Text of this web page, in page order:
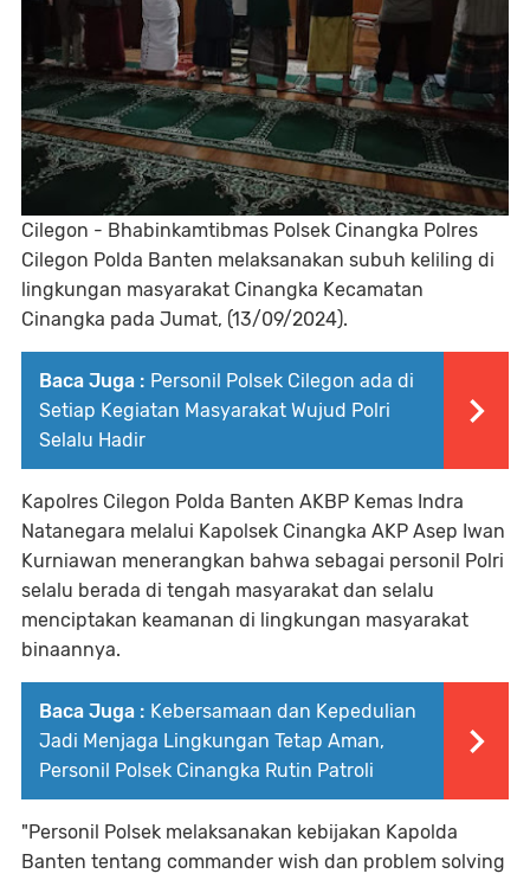
Cilegon - Bhabinkamtibmas Polsek Cinangka Polres
Cilegon Polda Banten melaksanakan subuh keliling di
lingkungan masyarakat Cinangka Kecamatan
Cinangka pada Jumat, (13/09/2024).
Baca Juga : Personil Polsek Cilegon ada di
Setiap Kegiatan Masyarakat Wujud Polri
Selalu Hadir
Kapolres Cilegon Polda Banten AKBP Kemas Indra
Natanegara melalui Kapolsek Cinangka AKP Asep Iwan
Kurniawan menerangkan bahwa sebagai personil Polri
selalu berada di tengah masyarakat dan selalu
menciptakan keamanan di lingkungan masyarakat
binaannya.
Baca Juga : Kebersamaan dan Kepedulian
Jadi Menjaga Lingkungan Tetap Aman,
Personil Polsek Cinangka Rutin Patroli
"Personil Polsek melaksanakan kebijakan Kapolda
Banten tentang commander wish dan problem solving